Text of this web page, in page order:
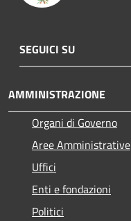
SEGUICI SU
AMMINISTRAZIONE
Organi di Governo
Aree Amministrative
Uffici
Enti e fondazioni
Politici